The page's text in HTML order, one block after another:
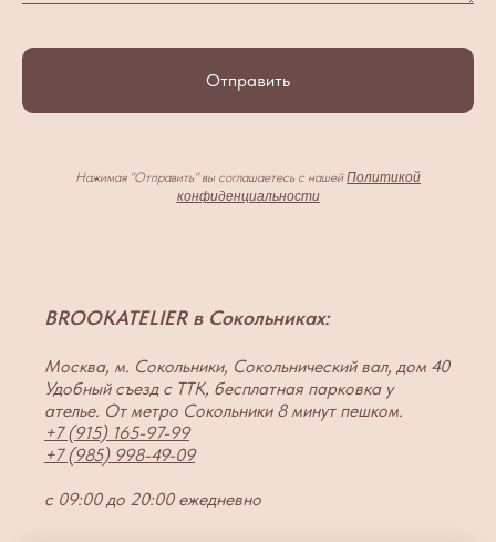
Отправить
Нажимая "Отправить" вы соглашаетесь с нашейПолитикой
конфиденциальности
BROOKATELIER в Сокольниках:
Москва, м. Сокольники, Сокольнический вал, дом 40
Удобный съезд с ТТК, бесплатная парковка у
ателье. От метро Сокольники 8 минут пешком.
+7 (915) 165-97-99
+7 (985) 998-49-09
с 09:00 до 20:00 ежедневно